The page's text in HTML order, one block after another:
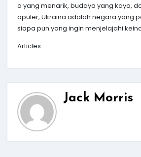
a yang menarik, budaya yang kaya,
opuler, Ukraina adalah negara yang
siapa pun yang ingin menjelajahi
Articles
Jack Morris